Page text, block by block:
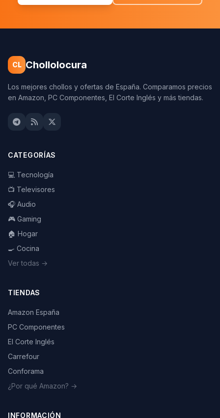
CL Chollolocura
Los mejores chollos y ofertas de España. Comparamos precios
en Amazon, PC Componentes, El Corte Inglés y más tiendas.
CATEGORÍAS
💻 Tecnología
📺 Televisores
🎧 Audio
🎮 Gaming
🏠 Hogar
🍳 Cocina
Ver todas →
TIENDAS
Amazon España
PC Componentes
El Corte Inglés
Carrefour
Conforama
¿Por qué Amazon? →
INFORMACIÓN